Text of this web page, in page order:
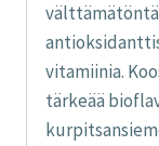
välttämätöntä
vitamiinia.
tärkeää